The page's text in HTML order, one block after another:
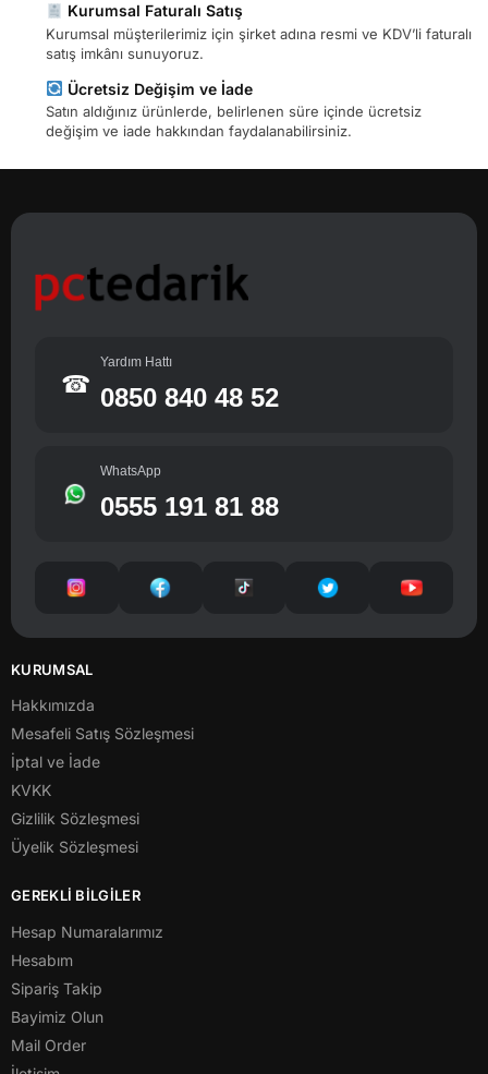
Kurumsal Faturalı Satış
Kurumsal müşterilerimiz için şirket adına resmi ve KDV’li faturalı
satış imkânı sunuyoruz.
Ücretsiz Değişim ve İade
Satın aldığınız ürünlerde, belirlenen süre içinde ücretsiz
değişim ve iade hakkından faydalanabilirsiniz.
☎
Yardım Hattı
0850 840 48 52
WhatsApp
0555 191 81 88
KURUMSAL
Hakkımızda
Mesafeli Satış Sözleşmesi
İptal ve İade
KVKK
Gizlilik Sözleşmesi
Üyelik Sözleşmesi
GEREKLİ BİLGİLER
Hesap Numaralarımız
Hesabım
Sipariş Takip
Bayimiz Olun
Mail Order